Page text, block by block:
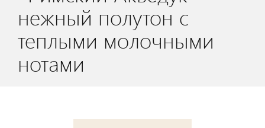
нежный полутон с
теплыми молочными
нотами